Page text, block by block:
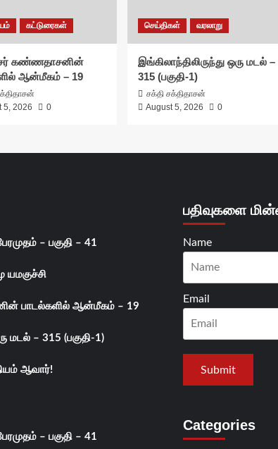
கட்டுரைகள்
கண்ணதாசனின்
ஆன்மீகம் – 19
5, 2026
0
செய்திகள் வரலாறு
இங்கிலாந்திலிருந்து ஒரு மடல் –
315 (பகுதி-1)
சக்தி சக்திதாசன்
August 5, 2026
0
– பகுதி – 41
யமகுச்சி
பாடல்களில் ஆன்மீகம் – 19
மடல் – 315 (பகுதி-1)
ஆவார்!
– பகுதி – 41
பதிவுகளை
Name
Email
Categories